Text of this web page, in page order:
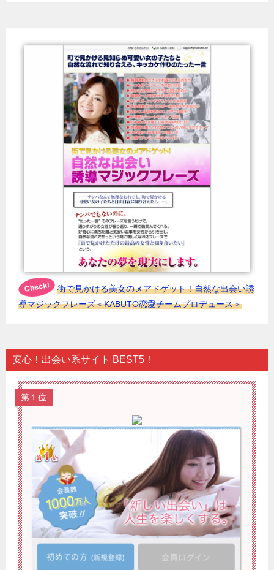
街で見かける美女のメアドゲット！自然な出会い誘
導マジックフレーズ＜KABUTO恋愛チームプロデュース＞
安心！出会い系サイト BEST5！
第１位